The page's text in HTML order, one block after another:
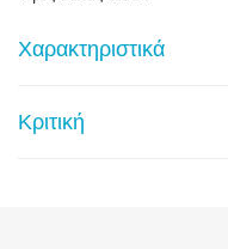
Χαρακτηριστικά
Κριτική